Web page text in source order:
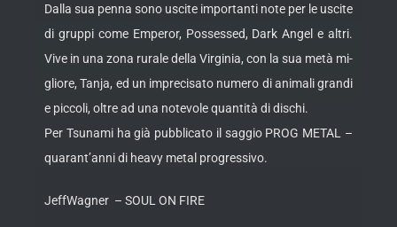
Dalla sua penna sono uscite importanti note per le uscite
di gruppi come Emperor, Possessed, Dark Angel e altri.
Vive in una zona rurale della Virginia, con la sua metà mi-
gliore, Tanja, ed un imprecisato numero di animali grandi
e piccoli, oltre ad una notevole quantità di dischi.
Per Tsunami ha già pubblicato il saggio PROG METAL –
quarant’anni di heavy metal progressivo.
JeffWagner – SOUL ON FIRE